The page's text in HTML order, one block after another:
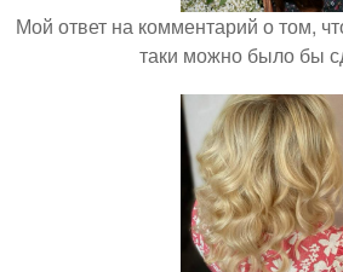
Мой ответ на комментарий о том,
таки можно было бы